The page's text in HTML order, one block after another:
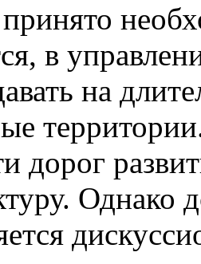
в
на
дорог
Однако